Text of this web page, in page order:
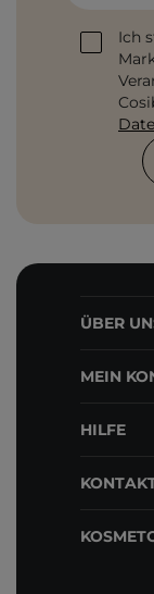
Ich
ÜBER
MEIN
HILFE